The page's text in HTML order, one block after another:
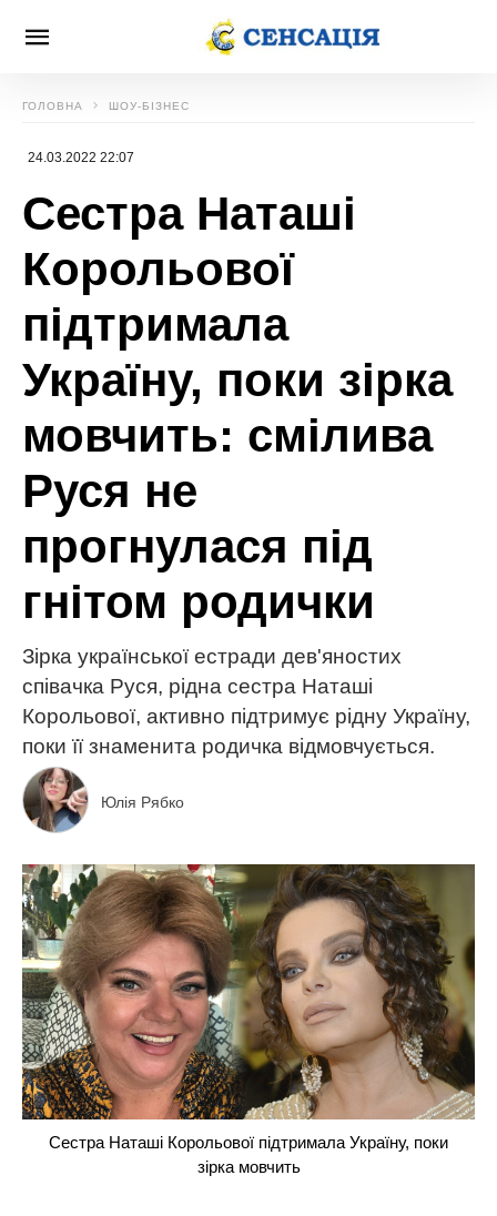
ГОЛОВНА ШОУ-БІЗНЕС
24.03.2022 22:07
Сестра Наташі
Корольової
підтримала
Україну, поки зірка
мовчить: смілива
Руся не
прогнулася під
гнітом родички
Зірка української естради дев'яностих
співачка Руся, рідна сестра Наташі
Корольової, активно підтримує рідну Україну,
поки її знаменита родичка відмовчується.
Юлія Рябко
Сестра Наташі Корольової підтримала Україну, поки
зірка мовчить